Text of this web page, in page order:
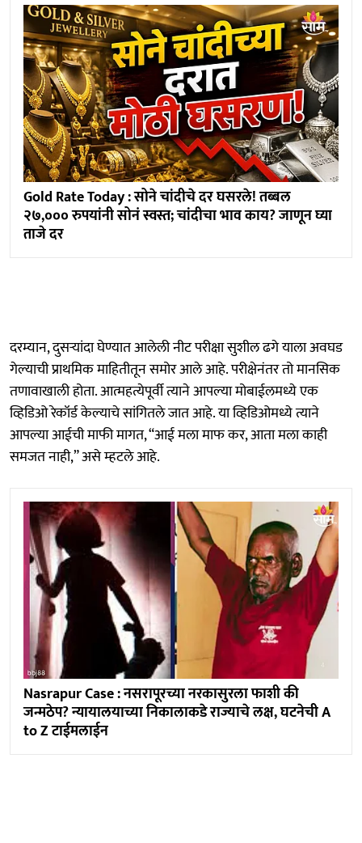
Gold Rate Today : सोने चांदीचे दर घसरले! तब्बल
२७,००० रुपयांनी सोनं स्वस्त; चांदीचा भाव काय? जाणून घ्या
ताजे दर
दरम्यान, दुसऱ्यांदा घेण्यात आलेली नीट परीक्षा सुशील ढगे याला अवघड
गेल्याची प्राथमिक माहितीतून समोर आले आहे. परीक्षेनंतर तो मानसिक
तणावाखाली होता. आत्महत्येपूर्वी त्याने आपल्या मोबाईलमध्ये एक
व्हिडिओ रेकॉर्ड केल्याचे सांगितले जात आहे. या व्हिडिओमध्ये त्याने
आपल्या आईची माफी मागत, “आई मला माफ कर, आता मला काही
समजत नाही,” असे म्हटले आहे.
Nasrapur Case : नसरापूरच्या नरकासुरला फाशी की
जन्मठेप? न्यायालयाच्या निकालाकडे राज्याचे लक्ष, घटनेची A
to Z टाईमलाईन